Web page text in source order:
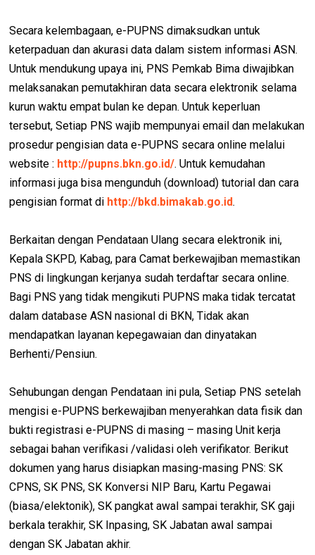
Secara kelembagaan, e-PUPNS dimaksudkan untuk
keterpaduan dan akurasi data dalam sistem informasi ASN.
Untuk mendukung upaya ini, PNS Pemkab Bima diwajibkan
melaksanakan pemutakhiran data secara elektronik selama
kurun waktu empat bulan ke depan. Untuk keperluan
tersebut, Setiap PNS wajib mempunyai email dan melakukan
prosedur pengisian data e-PUPNS secara online melalui
website : http://pupns.bkn.go.id/. Untuk kemudahan
informasi juga bisa mengunduh (download) tutorial dan cara
pengisian format di http://bkd.bimakab.go.id.
Berkaitan dengan Pendataan Ulang secara elektronik ini,
Kepala SKPD, Kabag, para Camat berkewajiban memastikan
PNS di lingkungan kerjanya sudah terdaftar secara online.
Bagi PNS yang tidak mengikuti PUPNS maka tidak tercatat
dalam database ASN nasional di BKN, Tidak akan
mendapatkan layanan kepegawaian dan dinyatakan
Berhenti/Pensiun.
Sehubungan dengan Pendataan ini pula, Setiap PNS setelah
mengisi e-PUPNS berkewajiban menyerahkan data fisik dan
bukti registrasi e-PUPNS di masing – masing Unit kerja
sebagai bahan verifikasi /validasi oleh verifikator. Berikut
dokumen yang harus disiapkan masing-masing PNS: SK
CPNS, SK PNS, SK Konversi NIP Baru, Kartu Pegawai
(biasa/elektonik), SK pangkat awal sampai terakhir, SK gaji
berkala terakhir, SK Inpasing, SK Jabatan awal sampai
dengan SK Jabatan akhir.